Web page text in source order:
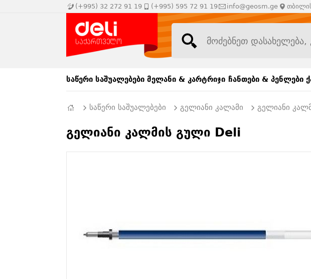
(+995) 32 272 91 19 (+995) 595 72 91 19 info@geosm.ge
საწერი საშუალებები მელანი & კარტრიჯი ჩანთები & პენლები
საწერი საშუალებები გელიანი კალამი გელიანი
გელიანი კალმის გული Deli